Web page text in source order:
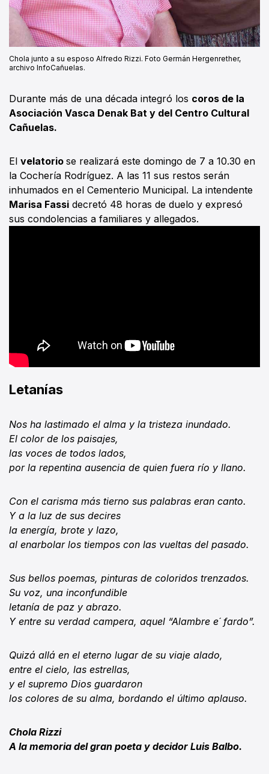
Chola junto a su esposo Alfredo Rizzi. Foto Germán Hergenrether,
archivo InfoCañuelas.
Durante más de una década integró los coros de la
Asociación Vasca Denak Bat y del Centro Cultural
Cañuelas.
El velatorio se realizará este domingo de 7 a 10.30 en
la Cochería Rodríguez. A las 11 sus restos serán
inhumados en el Cementerio Municipal. La intendente
Marisa Fassi decretó 48 horas de duelo y expresó
sus condolencias a familiares y allegados.
Letanías
Nos ha lastimado el alma y la tristeza inundado.
El color de los paisajes,
las voces de todos lados,
por la repentina ausencia de quien fuera río y llano.
Con el carisma más tierno sus palabras eran canto.
Y a la luz de sus decires
la energía, brote y lazo,
al enarbolar los tiempos con las vueltas del pasado.
Sus bellos poemas, pinturas de coloridos trenzados.
Su voz, una inconfundible
letanía de paz y abrazo.
Y entre su verdad campera, aquel “Alambre e´ fardo”.
Quizá allá en el eterno lugar de su viaje alado,
entre el cielo, las estrellas,
y el supremo Dios guardaron
los colores de su alma, bordando el último aplauso.
Chola Rizzi
A la memoria del gran poeta y decidor Luis Balbo.